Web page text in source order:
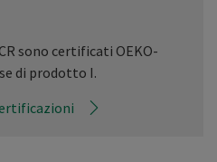
sono certificati OEKO-
di prodotto I.